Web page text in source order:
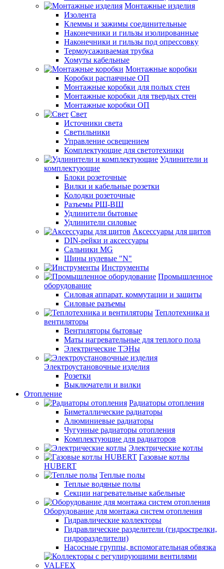
Монтажные изделия
Изолента
Клеммы и зажимы соединительные
Наконечники и гильзы изолированные
Наконечники и гильзы под опрессовку
Термоусаживаемая трубка
Хомуты кабельные
Монтажные коробки
Коробки распаячные ОП
Монтажные коробки для полых стен
Монтажные коробки для твердых стен
Монтажные коробки ОП
Свет
Источники света
Светильники
Управление освещением
Комплектующие для светотехники
Удлинители и
комплектующие
Блоки розеточные
Вилки и кабельные розетки
Колодки розеточные
Разъемы РШ-ВШ
Удлинители бытовые
Удлинители силовые
Аксессуары для щитов
DIN-рейки и аксессуары
Сальники MG
Шины нулевые "N"
Инструменты
Промышленное
оборудование
Силовая аппарат. коммутации и защиты
Силовые разъемы
Теплотехника и
вентиляторы
Вентиляторы бытовые
Маты нагревательные для теплого пола
Электрические ТЭНы
Электроустановочные изделия
Розетки
Выключатели и вилки
Отопление
Радиаторы отопления
Биметаллические радиаторы
Алюминиевые радиаторы
Чугунные радиаторы отопления
Комплектующие для радиаторов
Электрические котлы
Газовые котлы
HUBERT
Теплые полы
Теплые водяные полы
Секции нагревательные кабельные
Оборудование для монтажа систем отопления
Гидравлические коллекторы
Гидравлические разделители (гидрострелки,
гидроразделители)
Насосные группы, вспомогательная обвязка